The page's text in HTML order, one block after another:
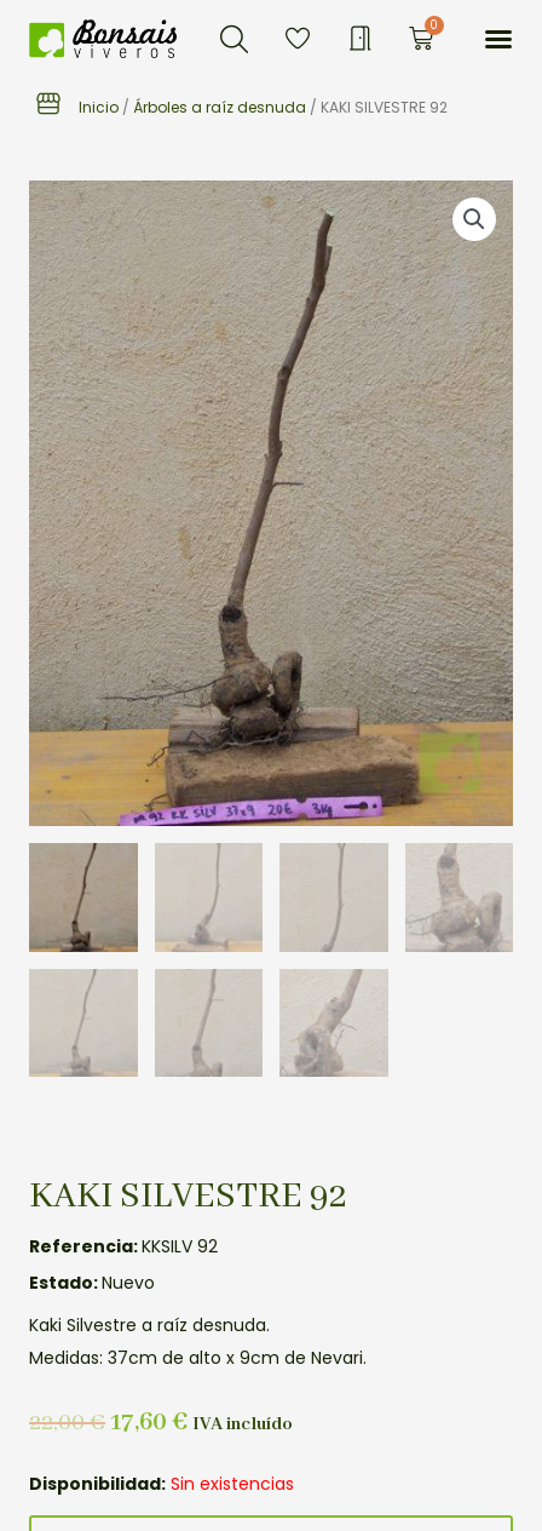
Buscar 0Carrito
Inicio / Árboles a raíz desnuda / KAKI SILVESTRE 92
KAKI SILVESTRE 92
Referencia:KKSILV 92
Estado:Nuevo
Kaki Silvestre a raíz desnuda.
Medidas: 37cm de alto x 9cm de Nevari.
22,00€17,60 € IVA incluído
Disponibilidad: Sin existencias